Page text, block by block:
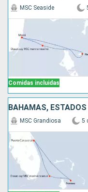
Comidas incluidas
MSC Seaside
BAHAMAS,
MSC Grandiosa 5